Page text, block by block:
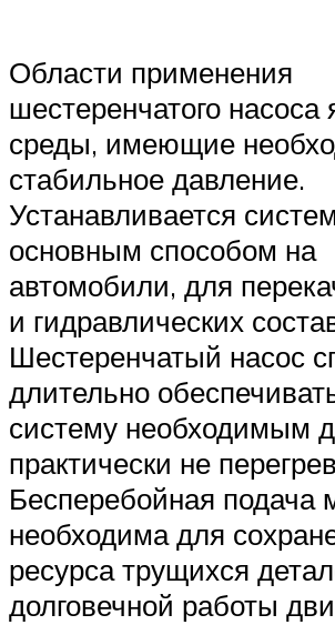
Области применения
шестеренчатого насоса
среды, имеющие
стабильное давление.
Устанавливается
основным способом на
автомобили, для
и гидравлических
Шестеренчатый насос
длительно
систему необходимым
практически не
Бесперебойная подача
необходима для
ресурса трущихся
долговечной работы